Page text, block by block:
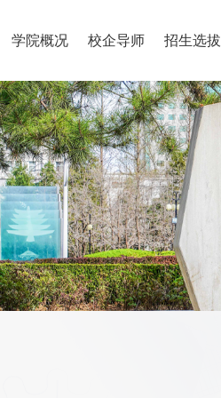
学院概况 校企导师 招生选拔